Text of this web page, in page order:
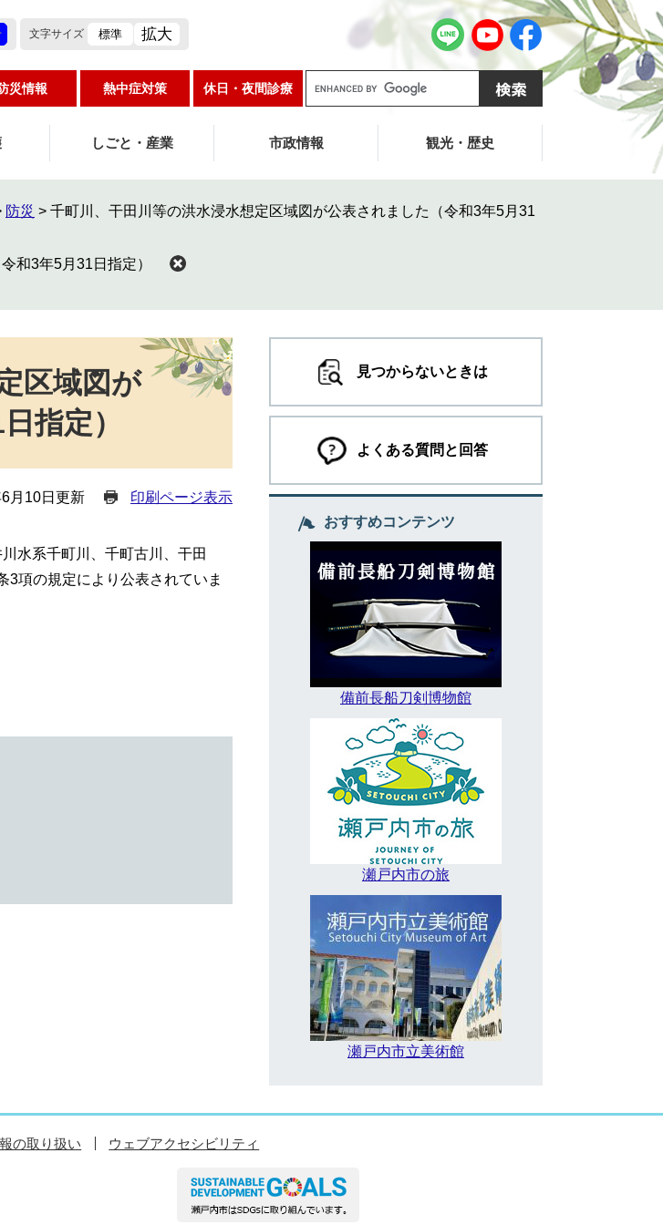
文字サイズ 標準 拡大
災情報 熱中症対策 休日・夜間診療
g
e
ス
しごと・産業 市政情報 観光・歴史
防災 > 千町川、干田川等の洪水浸水想定区域図が公表されました（令和3年5月31
和3年5月31日指定）
区域図が
指定）
月10日更新 印刷ページ表示
水系千町川、千町古川、干田
3項の規定により公表されていま
見つからないときは
よくある質問と回答
おすすめコンテンツ
備前長船刀剣博物館
瀬戸内市の旅
瀬戸内市立美術館
の取り扱い ウェブアクセシビリティ